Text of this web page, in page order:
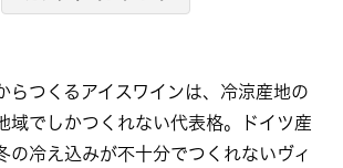
らつくるアイスワインは、冷涼産地の
域でしかつくれない代表格。ドイツ産
の冷え込みが不十分でつくれないヴィ